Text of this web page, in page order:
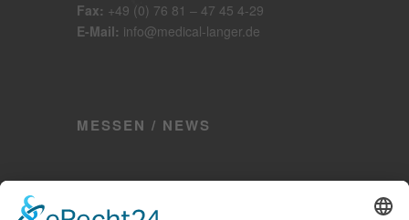
Fax: +49 (0) 76 81 – 47 45 4-29
E-Mail: info@medical-langer.de
MESSEN / NEWS